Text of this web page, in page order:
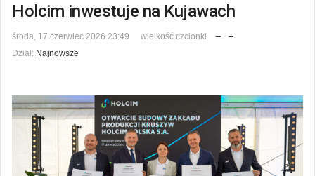
Holcim inwestuje na Kujawach
środa, 17 czerwiec 2026 23:49
wielkość czcionki
Dział: Najnowsze